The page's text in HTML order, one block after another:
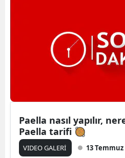
Paella nasıl yapılır,
Paella tarifi 🥘
VIDEO GALERİ 13 Temmuz